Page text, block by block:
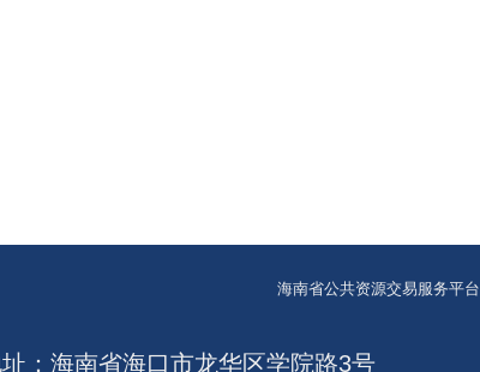
海南省公共资源交易服务平台
：海南省海口市龙华区学院路3号